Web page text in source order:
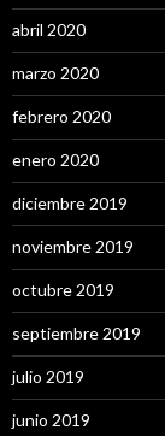
abril 2020
marzo 2020
febrero 2020
enero 2020
diciembre 2019
noviembre 2019
octubre 2019
septiembre 2019
julio 2019
junio 2019